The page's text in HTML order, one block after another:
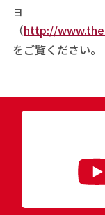
（http://
をご覧ください。